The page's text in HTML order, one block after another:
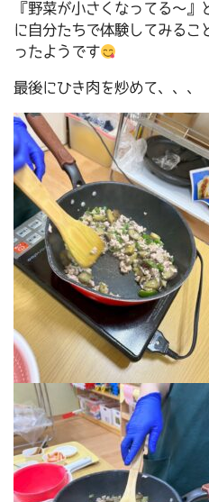
『野菜が小さくなってる～
に自分たちで体験してみるこ
ったようです
最後にひき肉を炒めて、、、